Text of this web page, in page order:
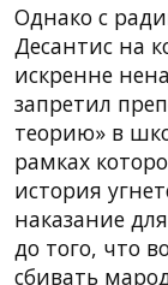
Однако с
Десантис на
искренне
запретил
теорию» в
рамках
история
наказание
до того, что
сбивать